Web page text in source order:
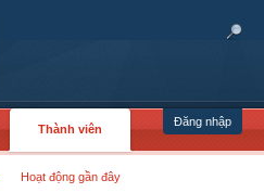
Đăng nhập
Thành viên
Hoạt động gần đây